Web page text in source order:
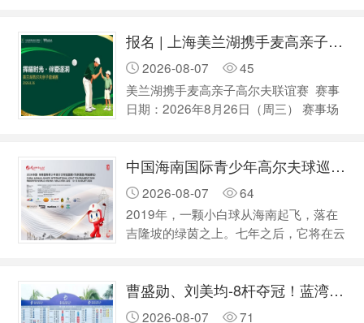
爱好者积…
2. 发球台： • 男子蓝Tee（60周岁以上
白Tee） • 女子红Tee 3. 职业球员、教
练、球场和练习场工作人员可参赛，不计
排名。 4. 如遇规则问题，由俱乐部裁判
及组委会裁决。 【其他规则】 •比赛中严
报名 | 上海美兰湖携手麦高亲子高尔夫联谊赛
2026-08-07
45
美兰湖携手麦高亲子高尔夫联谊赛 赛事
日期：2026年8月26日（周三） 赛事场
人 参赛人员： 美兰湖会员携子女
（1+1） 麦高学院学员携家属（1+1）
报名时间：即日起至满员为止 报名方
式： 联系您的会服专员，先到先得满额
为止 备注：仅限记名会员本人携带子女
中国海南国际青少年高尔夫球巡回赛马来西亚阿娃娜站将启航
2026-08-07
64
2019年，一颗小白球从海南起飞，落在
吉隆坡的绿茵之上。七年之后，它将在云
南省青少年高尔夫球巡回赛马来西亚分
站，首度登陆马来西亚云顶高原阿娃娜高
曹盛勋、刘美均-8杆夺冠！蓝湾青少年公开赛C、D组冠军出炉
2026-08-07
71